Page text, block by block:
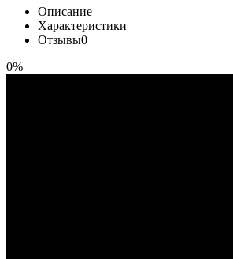
Описание
Характеристики
Отзывы0
0%